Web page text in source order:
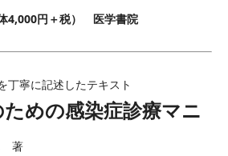
4,000円＋税） 医学書院
丁寧に記述したテキスト
めの感染症診療マニ
著